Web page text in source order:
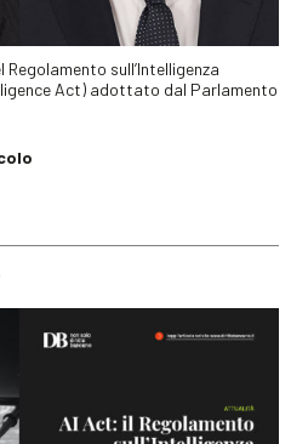
sull’Intelligenza
Act) adottato dal Parlamento